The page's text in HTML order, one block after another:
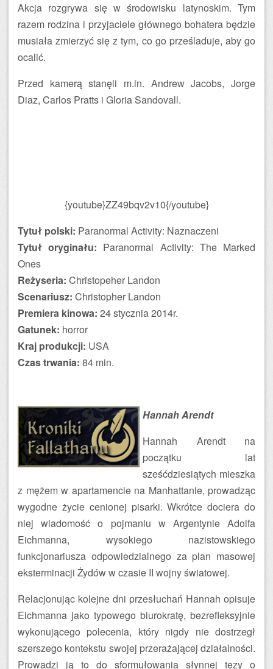
Akcja rozgrywa się w środowisku latynoskim. Tym
razem rodzina i przyjaciele głównego bohatera będzie
musiała zmierzyć się z tym, co go prześladuje, aby go
ocalić.
Przed kamerą stanęli m.in. Andrew Jacobs, Jorge
Diaz, Carlos Pratts i Gloria Sandovall.
{youtube}ZZ49bqv2v10{/youtube}
Tytuł polski: Paranormal Activity: Naznaczeni
Tytuł oryginału: Paranormal Activity: The Marked
Ones
Reżyseria: Christopeher Landon
Scenariusz: Christopher Landon
Premiera kinowa: 24 stycznia 2014r.
Gatunek: horror
Kraj produkcji: USA
Czas trwania: 84 min.
Hannah Arendt
Hannah Arendt na
początku lat
sześćdziesiątych mieszka
z mężem w apartamencie na Manhattanie, prowadząc
wygodne życie cenionej pisarki. Wkrótce dociera do
niej wiadomość o pojmaniu w Argentynie Adolfa
Eichmanna, wysokiego nazistowskiego
funkcjonariusza odpowiedzialnego za plan masowej
eksterminacji Żydów w czasie II wojny światowej.
Relacjonując kolejne dni przesłuchań Hannah opisuje
Eichmanna jako typowego biurokratę, bezrefleksyjnie
wykonującego polecenia, który nigdy nie dostrzegł
szerszego kontekstu swojej przerażającej działalności.
Prowadzi ją to do sformułowania słynnej tezy o